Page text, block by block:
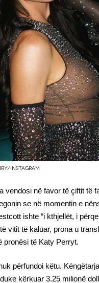
INSTAGRAM
vendosi në favor të çiftit të
se në momentin e
ishte “i kthjellët, i
vitit të kaluar, prona u
pronësi të Katy Perryt.
përfundoi këtu.
kërkuar 3.25 milionë